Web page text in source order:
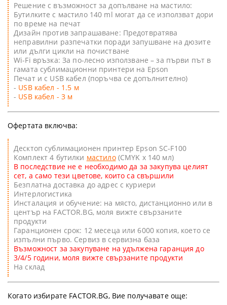
Решение с възможност за допълване на мастило:
Бутилките с мастило 140 ml могат да се използват дори
по време на печат
Дизайн против запрашаване: Предотвратява
неправилни разпечатки поради запушване на дюзите
или дълги цикли на почистване
Wi-Fi връзка: За по-лесно използване – за първи път в
гамата сублимационни принтери на Epson
Печат и с USB кабел (поръчва се допълнително)
- USB кабел - 1.5 м
- USB кабел - 3 м
Офертата включва:
Десктоп сублимационен принтер Epson SC-F100
Комплект 4 бутилки мастило(CMYK x 140 мл)
В последствие не е необходимо да за закупува целият
сет, а само тези цветове, които са свършили
Безплатна доставка до адрес с куриери
Интерлогистика
Инсталация и обучение: на място, дистанционно или в
център на FACTOR.BG, моля вижте свързаните
продукти
Гаранционен срок: 12 месеца или 6000 копия, което се
изпълни първо. Сервиз в сервизна база
Възможност за закупуване на удължена гаранция до
3/4/5 години, моля вижте свързаните продукти
На склад
Когато избирате FACTOR.BG, Вие получавате още: